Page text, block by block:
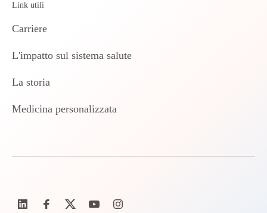
Link utili
Carriere
L'impatto sul sistema salute
La storia
Medicina personalizzata